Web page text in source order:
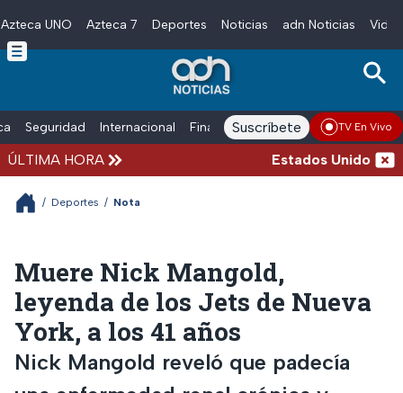
Skip to main content
Azteca UNO Azteca 7 Deportes Noticias adn Noticias
Seguridad Internacional Finanzas adn Noticias Radio
Suscríbete TV En Vivo
ÚLTIMA HORA Estados Unidos
/ Deportes / Nota
Muere Nick Mangold,
leyenda de los Jets de Nueva
York, a los 41 años
Nick Mangold reveló que padecía